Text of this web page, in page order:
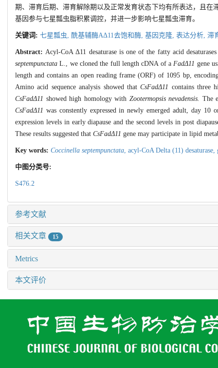
期、滞育后期、滞育解除期以及正常发育状态下均有所表达，且
基因参与七星瓢虫脂积累调控，并进一步影响七星瓢虫滞育。
关键词: 七星瓢虫, 酰基辅酶AΔ11去饱和酶, 基因克隆, 表达分析, 滞
Abstract:Acyl-CoA Δ11 desaturase is one of the fatty acid
septempunctata L., we cloned the full length cDNA of aFadΔ11 gene
length and contains an open reading frame (ORF) of 1095 bp,
Amino acid sequence analysis showed thatCsFadΔ11 contains three
CsFadΔ11 showed high homology with Zootermopsis nevadensis. The
CsFadΔ11 was constently expressed in newly emerged adult, day 10
expression levels in early diapause and the second levels in post
These results suggested that CsFadΔ11 gene may participate in lipid
Key words: Coccinella septempunctata, acyl-CoA Delta (11) desaturase,
中图分类号:
S476.2
参考文献
相关文章 15
Metrics
本文评价